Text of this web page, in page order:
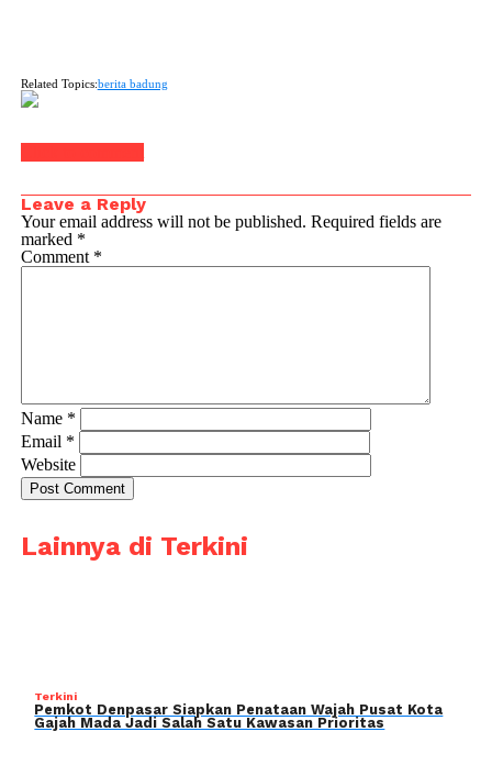
Related Topics:berita badung
Leave a Reply
Your email address will not be published. Required fields are
marked *
Comment *
Name *
Email *
Website
Lainnya di Terkini
Terkini
Pemkot Denpasar Siapkan Penataan Wajah Pusat Kota
Gajah Mada Jadi Salah Satu Kawasan Prioritas